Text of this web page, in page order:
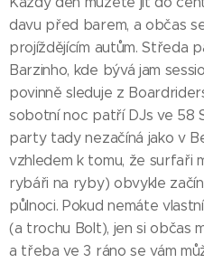
davu před barem, a občas
projíždějícím autům. Středa
Barzinho, kde bývá jam
povinně sleduje z
sobotní noc patří DJs ve 58
party tady nezačíná jako v
vzhledem k tomu, že surfaři
rybáři na ryby) obvykle
půlnoci. Pokud nemáte
(a trochu Bolt), jen si občas
a třeba ve 3 ráno se vám